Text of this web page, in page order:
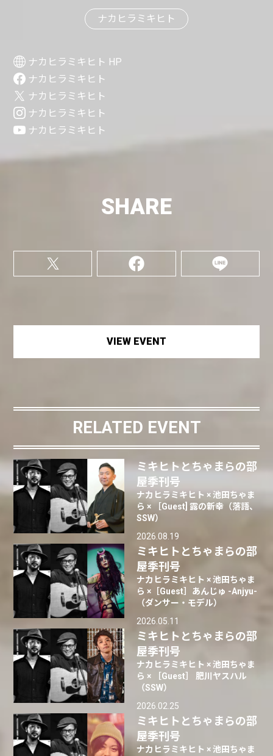
ナカヒラミキヒト
ナカヒラミキヒト HP
ナカヒラミキヒト
ナカヒラミキヒト
ナカヒラミキヒト
ナカヒラミキヒト
SHARE
VIEW EVENT
RELATED EVENT
ミキヒトとちゃまらの部
屋季刊号
ナカヒラミキヒト × 池田ちゃま
ら × ［Guest] 露の新幸（落語、
SSW）
2026.08.19
ミキヒトとちゃまらの部
屋季刊号
ナカヒラミキヒト × 池田ちゃま
ら ×［Guest］あんじゅ -Anjyu-
（ダンサー・モデル）
2026.05.11
ミキヒトとちゃまらの部
屋季刊号
ナカヒラミキヒト × 池田ちゃま
ら × ［Guest］ 肥川ヤスハル
（SSW）
2026.02.25
ミキヒトとちゃまらの部
屋季刊号
ナカヒラミキヒト × 池田ちゃま